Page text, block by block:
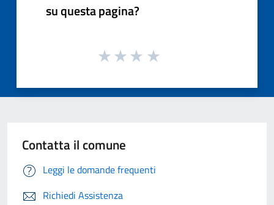
su questa pagina?
Contatta il comune
Leggi le domande frequenti
Richiedi Assistenza